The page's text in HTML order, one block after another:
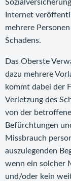
Internet
mehrere
Schadens.
Das Oberste
dazu mehrere
kommt dabei der
Verletzung des
von der
Befürchtungen
Missbrauch
auszulegenden
wenn ein solcher
und/oder kein